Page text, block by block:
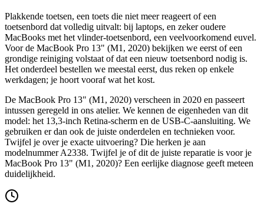
Plakkende toetsen, een toets die niet meer reageert of een
toetsenbord dat volledig uitvalt: bij laptops, en zeker oudere
MacBooks met het vlinder-toetsenbord, een veelvoorkomend euvel.
Voor de MacBook Pro 13" (M1, 2020) bekijken we eerst of een
grondige reiniging volstaat of dat een nieuw toetsenbord nodig is.
Het onderdeel bestellen we meestal eerst, dus reken op enkele
werkdagen; je hoort vooraf wat het kost.
De MacBook Pro 13" (M1, 2020) verscheen in 2020 en passeert
intussen geregeld in ons atelier. We kennen de eigenheden van dit
model: het 13,3-inch Retina-scherm en de USB-C-aansluiting. We
gebruiken er dan ook de juiste onderdelen en technieken voor.
Twijfel je over je exacte uitvoering? Die herken je aan
modelnummer A2338. Twijfel je of dit de juiste reparatie is voor je
MacBook Pro 13" (M1, 2020)? Een eerlijke diagnose geeft meteen
duidelijkheid.